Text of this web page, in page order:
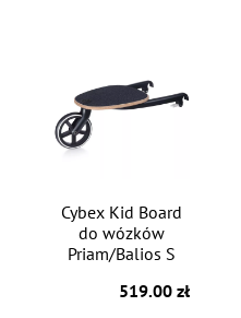
Cybex Kid Board
do wózków
Priam/Balios S
519.00 zł